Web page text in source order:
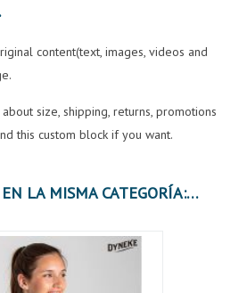
content(text, images, videos and
size, shipping, returns, promotions
this custom block if you want.
30 PRODUCTOS MÁS EN LA MISMA CATEGORÍA: